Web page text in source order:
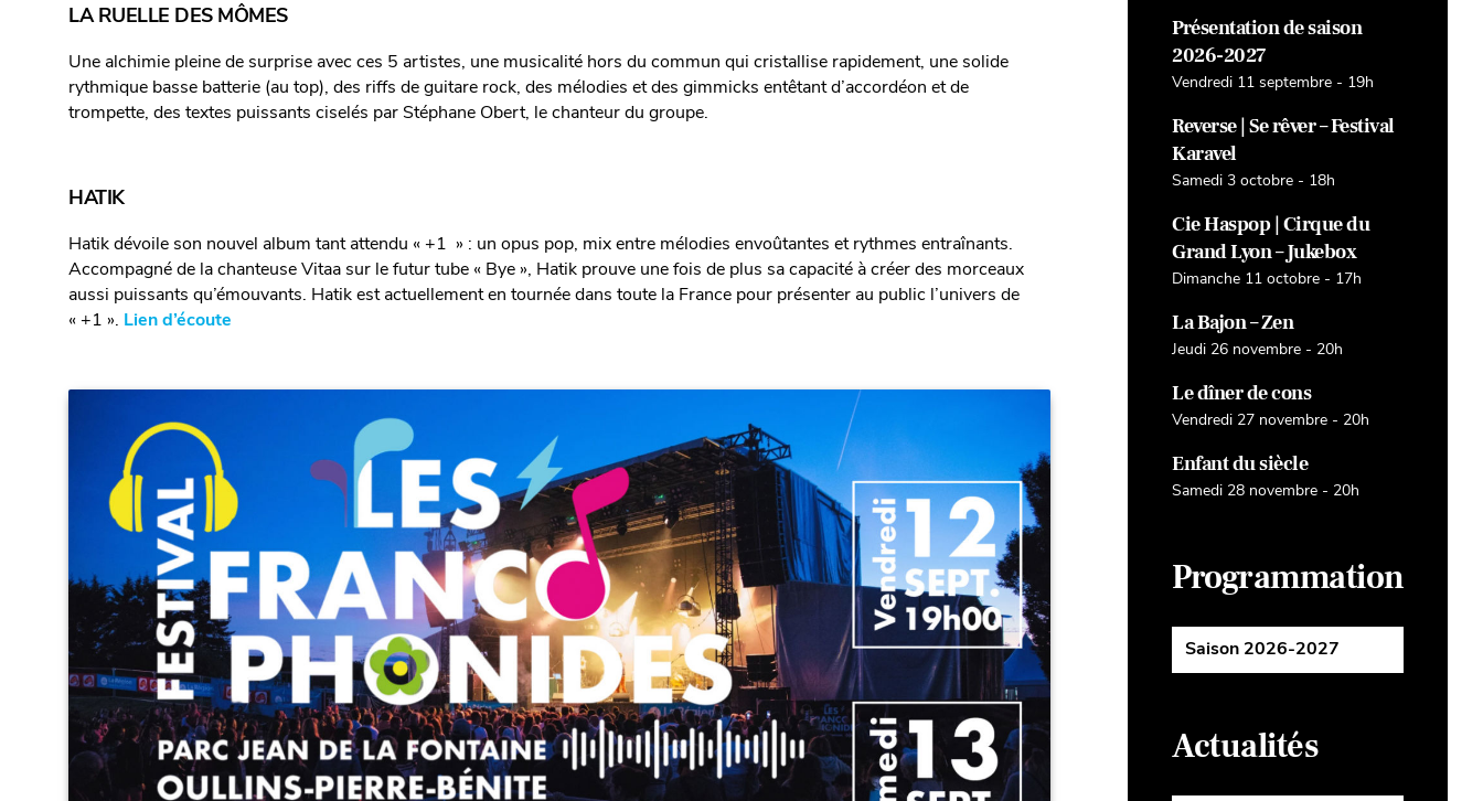
LA RUELLE DES MÔMES
Une alchimie pleine de surprise avec ces 5 artistes, une musicalité hors du commun qui cristallise rapidement, une solide
rythmique basse batterie (au top), des riffs de guitare rock, des mélodies et des gimmicks entêtant d’accordéon et de
trompette, des textes puissants ciselés par Stéphane Obert, le chanteur du groupe.
HATIK
Hatik dévoile son nouvel album tant attendu « +1 » : un opus pop, mix entre mélodies envoûtantes et rythmes entraînants.
Accompagné de la chanteuse Vitaa sur le futur tube « Bye », Hatik prouve une fois de plus sa capacité à créer des morceaux
aussi puissants qu’émouvants. Hatik est actuellement en tournée dans toute la France pour présenter au public l’univers de
« +1 ». Lien d’écoute
Présentation de saison
2026-2027
Vendredi 11 septembre - 19h
Reverse | Se rêver – Festival
Karavel
Samedi 3 octobre - 18h
Cie Haspop | Cirque du
Grand Lyon – Jukebox
Dimanche 11 octobre - 17h
La Bajon – Zen
Jeudi 26 novembre - 20h
Le dîner de cons
Vendredi 27 novembre - 20h
Enfant du siècle
Samedi 28 novembre - 20h
Programmation
Saison 2026-2027
Actualités